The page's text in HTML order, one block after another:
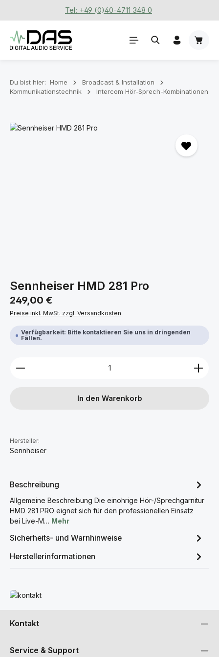
Zum Hauptinhalt springenTel: +49 (0)40-4711 348 0
Du bist hier: Home
Broadcast & Installation
Kommunikationstechnik
Intercom Hör-Sprech-Kombinationen
Bildergalerie überspringen
Sennheiser HMD 281 Pro
Regulärer Preis:
249,00 €
Preise inkl. MwSt. zzgl. Versandkosten
Verfügbarkeit: Bitte kontaktieren Sie uns in dringenden
Fällen.
Produkt Anzahl: Gib den gewünschten Wert ein
In den Warenkorb
Hersteller:
Sennheiser
Beschreibung
Allgemeine Beschreibung Die einohrige Hör-/Sprechgarnitur
HMD 281 PRO eignet sich für den professionellen Einsatz
bei Live-M… Mehr
Sicherheits- und Warnhinweise
Herstellerinformationen
Mehr erfahren
Kontakt
Service & Support